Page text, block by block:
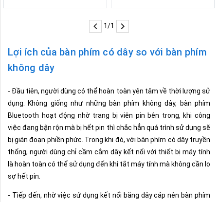
1/1
Lợi ích của bàn phím có dây so với bàn phím
không dây
- Đầu tiên, người dùng có thể hoàn toàn yên tâm về thời lượng sử
dụng. Không giống như những bàn phím không dây, bàn phím
Bluetooth hoạt động nhờ trang bị viên pin bên trong, khi công
việc đang bận rộn mà bị hết pin thì chắc hẳn quá trình sử dụng sẽ
bị gián đoạn phiền phức. Trong khi đó, với bàn phím có dây truyền
thống, người dùng chỉ cầm cắm dây kết nối với thiết bị máy tính
là hoàn toàn có thể sử dụng đến khi tắt máy tính mà không cần lo
sợ hết pin.
- Tiếp đến, nhờ việc sử dụng kết nối bằng dây cáp nên bàn phím